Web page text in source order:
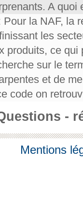
A quoi
Pour la NAF, la
les
produits, ce qui
sur le
et de
code on
-
Mentions